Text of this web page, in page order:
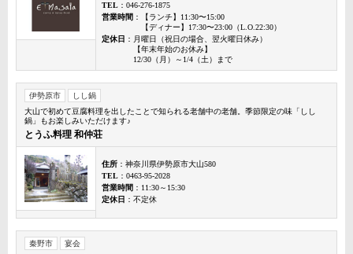
TEL ：046-276-1875
営業時間 ：【ランチ】11:30〜15:00
【ディナー】17:30〜23:00（L.O.22:30）
定休日 ：月曜日（祝日の場合、翌火曜日休み）
【年末年始のお休み】
12/30（月）～1/4（土）まで
伊勢原市
しし鍋
大山で初めて豆腐料理を出したことで知られる老舗中の老舗。季節限定の味「しし
鍋」もお楽しみいただけます♪
とうふ料理 和仲荘
住所 ：神奈川県伊勢原市大山580
TEL ：0463-95-2028
営業時間 ：11:30～15:30
定休日 ：不定休
秦野市
宴会